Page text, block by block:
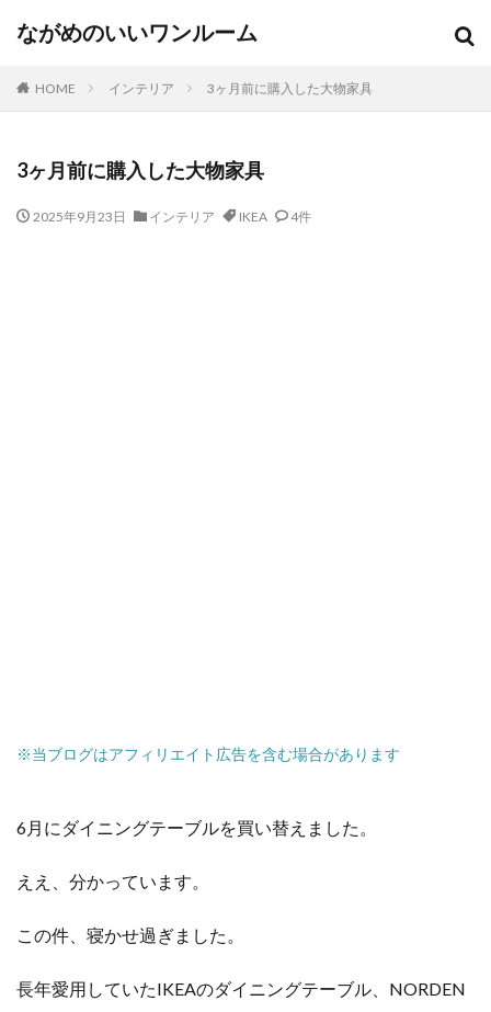
ながめのいいワンルーム
HOME インテリア 3ヶ月前に購入した大物家具
3ヶ月前に購入した大物家具
2025年9月23日 インテリア IKEA 4件
※当ブログはアフィリエイト広告を含む場合があります
6月にダイニングテーブルを買い替えました。
ええ、分かっています。
この件、寝かせ過ぎました。
長年愛用していたIKEAのダイニングテーブル、NORDEN